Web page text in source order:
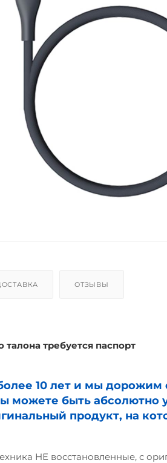
ОТЗЫВЫ
требуется паспорт
10 лет и мы дорожим
можете быть абсолютно
продукт, на
НЕ восстановленные, с